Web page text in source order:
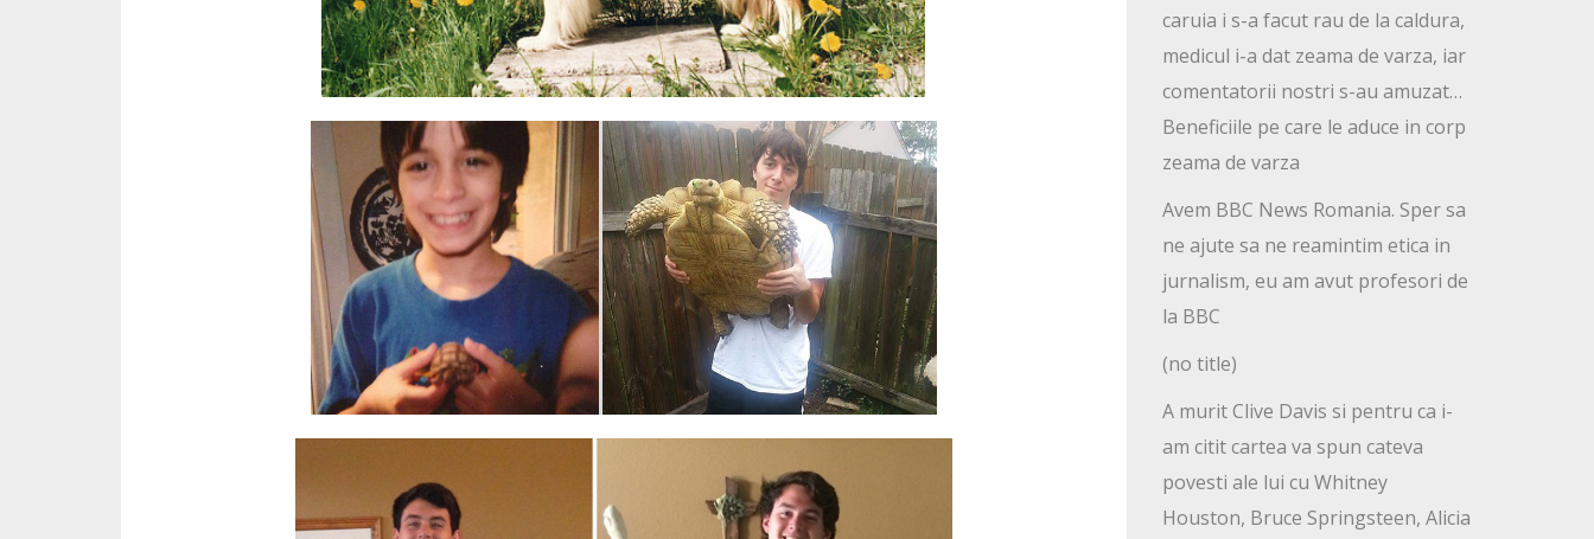
caruia i s-a facut rau de la caldura,
medicul i-a dat zeama de varza, iar
comentatorii nostri s-au amuzat…
Beneficiile pe care le aduce in corp
zeama de varza
Avem BBC News Romania. Sper sa
ne ajute sa ne reamintim etica in
jurnalism, eu am avut profesori de
la BBC
(no title)
A murit Clive Davis si pentru ca i-
am citit cartea va spun cateva
povesti ale lui cu Whitney
Houston, Bruce Springsteen, Alicia